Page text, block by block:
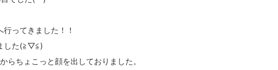
ってきました！！
した(≧▽≦)
らちょこっと顔を出しておりました。